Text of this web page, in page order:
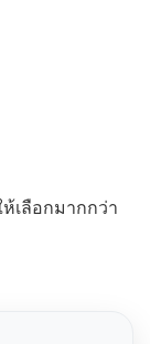
เลือกมากกว่า